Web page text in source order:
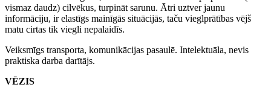
vismaz daudz) cilvēkus, turpināt sarunu. Ātri uztver jaunu
informāciju, ir elastīgs mainīgās situācijās, taču vieglprātības vējš
matu cirtas tik viegli nepalaidīs.
Veiksmīgs transporta, komunikācijas pasaulē. Intelektuāla, nevis
praktiska darba darītājs.
VĒZIS